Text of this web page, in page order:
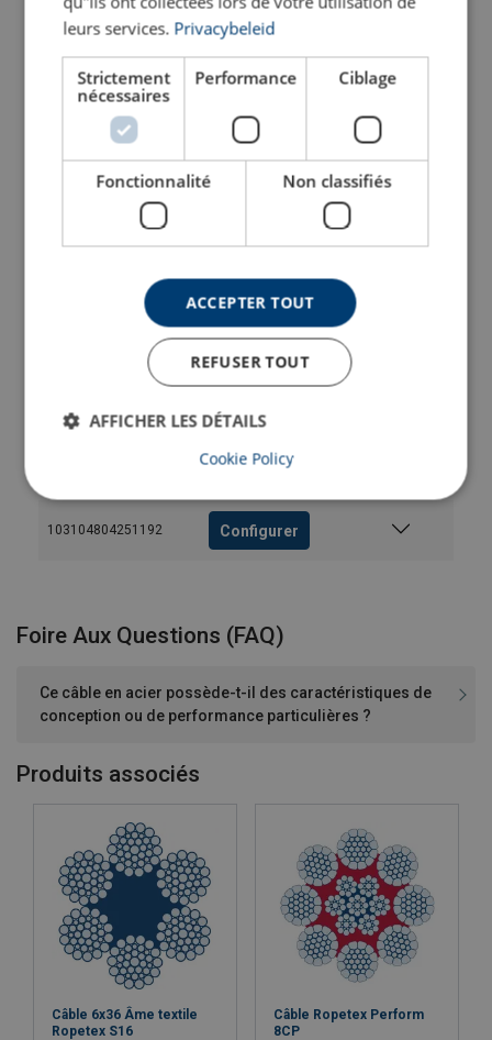
103103004251192
Configurer
103103404251192
103103604251192
103103804251192
103104004251192 Configurer
Configurer
103104804251192 Configurer
Foire Aux Questions (FAQ)
Ce câble en acier possède-t-il des caractéristiques de
conception ou de performance particulières ?
Produits associés
Câble 6x36 Âme textile
Ropetex S16
Câble Ropetex Perform
8CP
leurs services. Privacybeleid
Strictement
nécessaires
Performance Ciblage
Fonctionnalité Non classifiés
ACCEPTER TOUT
REFUSER TOUT
AFFICHER LES DÉTAILS
Cookie Policy